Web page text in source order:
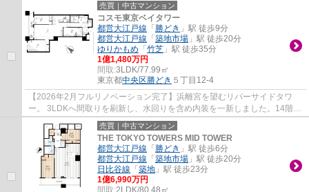
売買｜中古マンション
コスモ東京ベイタワー
都営大江戸線 「 勝どき 」駅 徒歩9分
都営大江戸線 「 築地市場 」駅 徒歩20分
ゆりかもめ 「 竹芝 」駅 徒歩35分
1億1,480万円
間取:3LDK/77.99㎡
東京都中央区勝どき ５丁目12-4
【2026年2月フルリノベーション完了】浜離宮を望むリバーサイドタワ
ー。 3LDKへ間取りを刷新し、水回りを含め内装を一新しました。14階・
北西向きの窓からは、浜離宮恩賜庭園の豊かな...
売買｜中古マンション
THE TOKYO TOWERS MID TOWER
都営大江戸線 「 勝どき 」駅 徒歩6分
都営大江戸線 「 築地市場 」駅 徒歩20分
日比谷線 「 築地 」駅 徒歩23分
1億6,990万円
間取:2LDK/80.48㎡